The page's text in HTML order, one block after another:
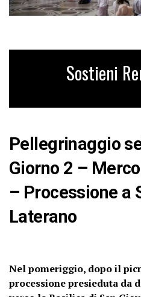
Sostieni
Pellegrinaggio
Giorno 2 –
– Processione a
Laterano
Nel pomeriggio, dopo il
processione presieduta da